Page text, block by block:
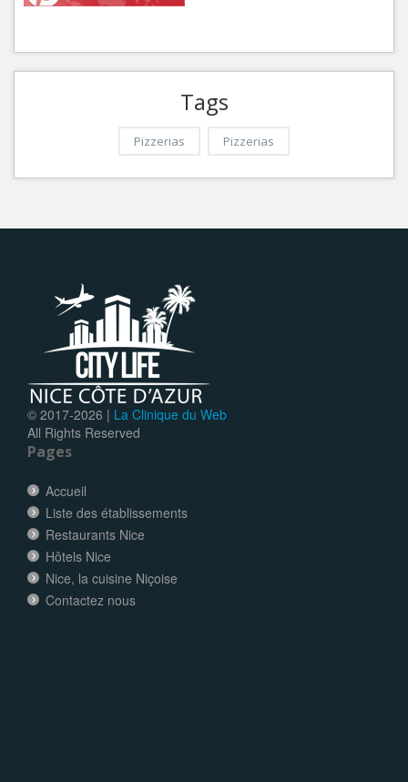
Tags
Pizzerias Pizzerias
© 2017-2026 | La Clinique du Web
All Rights Reserved
Pages
Accueil
Liste des établissements
Restaurants Nice
Hôtels Nice
Nice, la cuisine Niçoise
Contactez nous